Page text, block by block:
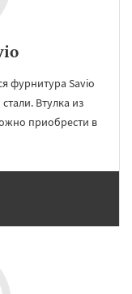
фурнитура Savio
Втулка из
приобрести в